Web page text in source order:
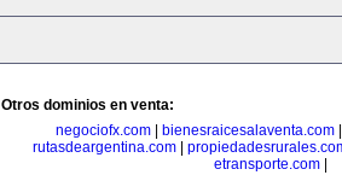
Otros dominios en venta:
negociofx.com| bienesraicesalaventa.com
rutasdeargentina.com
etransporte.com